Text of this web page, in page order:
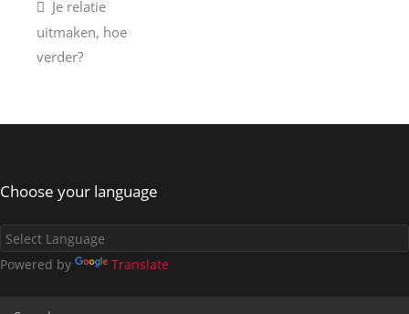
Je relatie
uitmaken, hoe
verder?
Choose your language
Powered by Translate